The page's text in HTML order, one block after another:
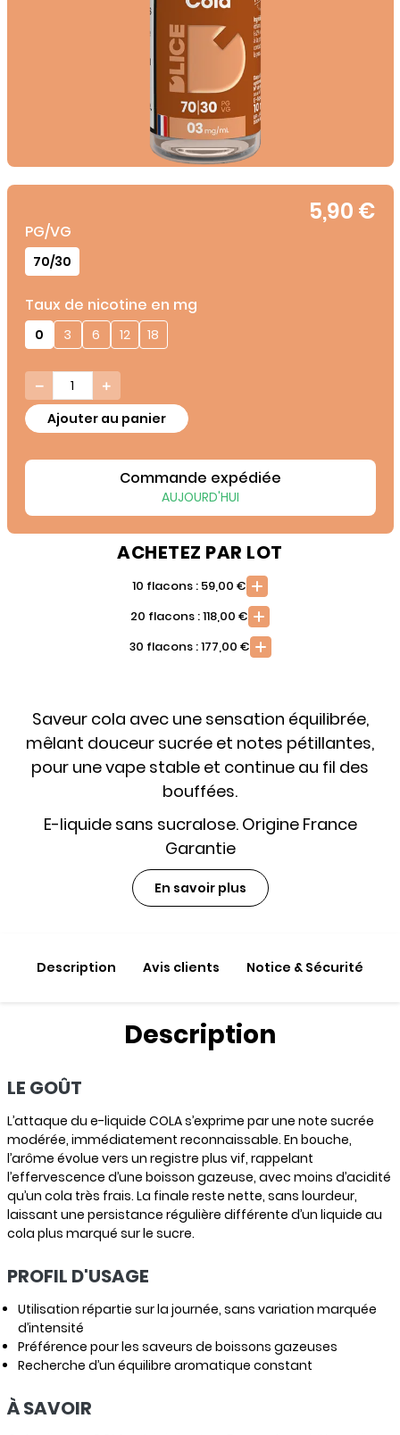
5,90 €
PG/VG
70/30
Taux de nicotine en mg
0 3 6 12 18
 
Ajouter au panier
Commande expédiée
AUJOURD'HUI
ACHETEZ PAR LOT
10 flacons : 59,00 €
20 flacons : 118,00 €
30 flacons : 177,00 €
Saveur cola avec une sensation équilibrée,
mêlant douceur sucrée et notes pétillantes,
pour une vape stable et continue au fil des
bouffées.
E-liquide sans sucralose. Origine France
Garantie
En savoir plus
Description Avis clients Notice & Sécurité
Description
LE GOÛT
L’attaque du e-liquide COLA s’exprime par une note sucrée
modérée, immédiatement reconnaissable. En bouche,
l’arôme évolue vers un registre plus vif, rappelant
l’effervescence d’une boisson gazeuse, avec moins d’acidité
qu’un cola très frais. La finale reste nette, sans lourdeur,
laissant une persistance régulière différente d’un liquide au
cola plus marqué sur le sucre.
PROFIL D'USAGE
Utilisation répartie sur la journée, sans variation marquée
d’intensité
Préférence pour les saveurs de boissons gazeuses
Recherche d’un équilibre aromatique constant
À SAVOIR